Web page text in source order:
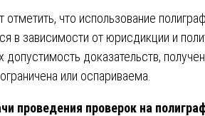
отметить, что использование
в зависимости от юрисдикции и
допустимость доказательств,
или оспариваема.
проведения проверок на